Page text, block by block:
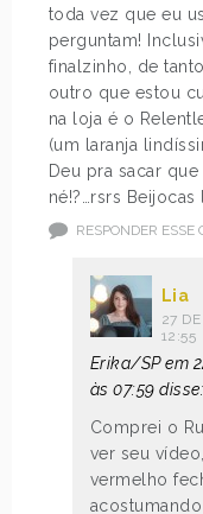
toda vez que eu
perguntam!
finalzinho, de
outro que estou
na loja é o
(um laranja
Deu pra sacar
né!?…rsrs Beijocas
RESPONDER ESSE
Lia
27
12:55
Erika/SP em
às 07:59 disse:
Comprei o
ver seu
vermelho